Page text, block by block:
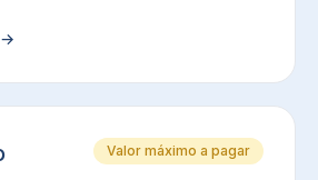
→
Valor máximo a pagar